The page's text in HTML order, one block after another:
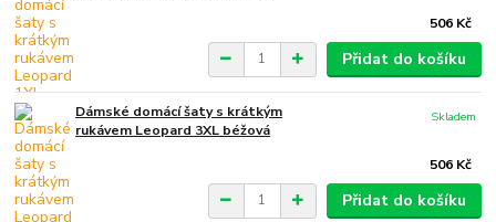
506 Kč
Přidat do košíku
Dámské domácí šaty s krátkým
rukávem Leopard 3XL béžová
506 Kč
Skladem
Přidat do košíku